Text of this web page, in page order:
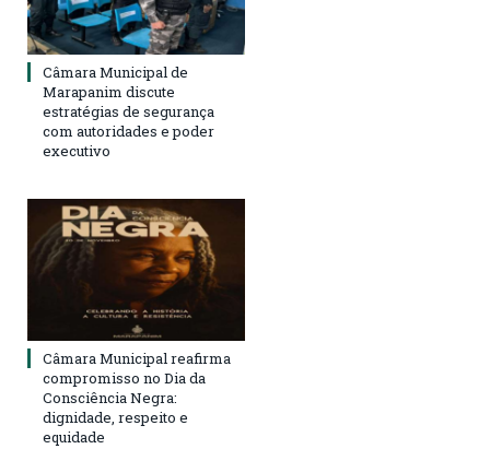
Câmara Municipal de
Marapanim discute
estratégias de segurança
com autoridades e poder
executivo
Câmara Municipal reafirma
compromisso no Dia da
Consciência Negra:
dignidade, respeito e
equidade